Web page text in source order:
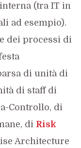
(tra IT in
ad esempio).
dei processi di
di unità di
di staff di
Controllo, di
di Risk
Architecture